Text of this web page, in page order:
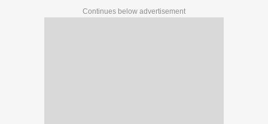
Continues below advertisement